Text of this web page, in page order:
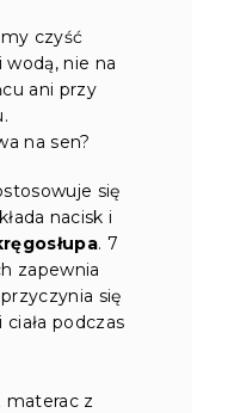
czyść
nie na
ani przy
na sen?
się
nacisk i
. 7
zapewnia
się
podczas
materac z